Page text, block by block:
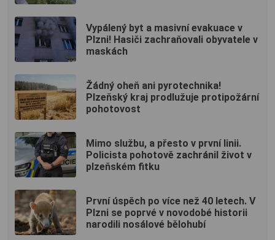
Vypálený byt a masivní evakuace v
Plzni! Hasiči zachraňovali obyvatele v
maskách
Žádný oheň ani pyrotechnika!
Plzeňský kraj prodlužuje protipožární
pohotovost
Mimo službu, a přesto v první linii.
Policista pohotově zachránil život v
plzeňském fitku
První úspěch po více než 40 letech. V
Plzni se poprvé v novodobé historii
narodili nosálové bělohubí